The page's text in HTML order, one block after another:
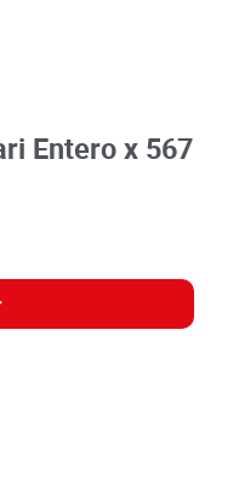
Entero x 567